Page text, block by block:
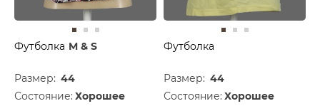
Футболка M & S
Размер: 44
Состояние: Хорошее
Футболка
Размер: 44
Состояние: Хорошее